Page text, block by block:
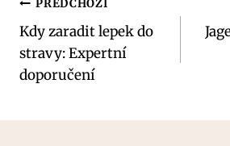
Navigace
pro
příspěvek
PŘEDCHOZÍ
Kdy zaradit lepek do
stravy: Expertní
doporučení